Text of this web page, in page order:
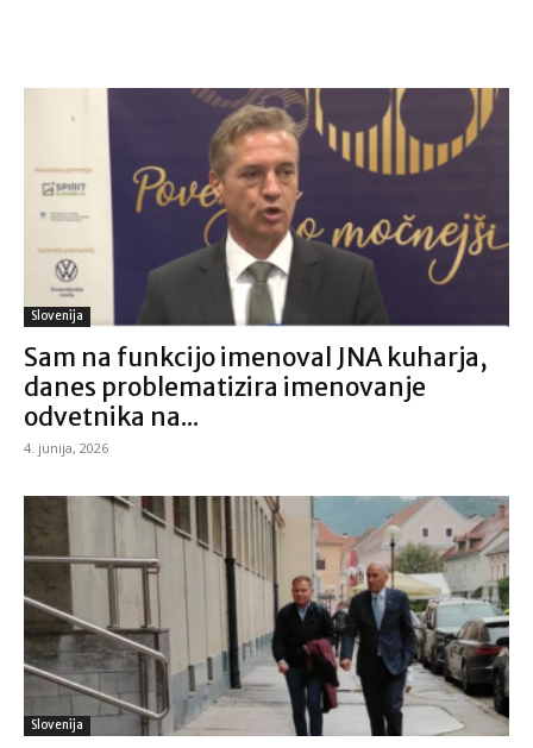
Slovenija
Sam na funkcijo imenoval JNA kuharja,
danes problematizira imenovanje
odvetnika na...
4. junija, 2026
Slovenija